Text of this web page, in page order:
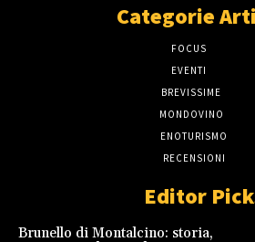
Categorie
FOCUS
EVENTI
BREVISSIME
MONDOVINO
ENOTURISMO
RECENSIONI
Editor
Brunello di Montalcino: storia,